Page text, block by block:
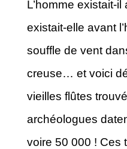
L’homme existait-
existait-elle avant
souffle de vent
creuse… et voici
vieilles flûtes
archéologues
voire 50 000 ! Ces